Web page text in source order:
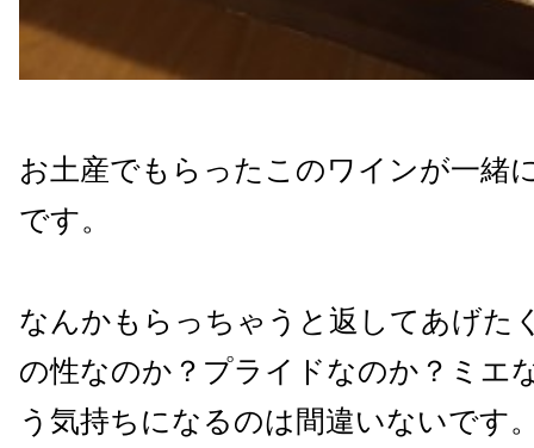
お土産でもらったこのワインが一緒
です。
なんかもらっちゃうと返してあげた
の性なのか？プライドなのか？ミエ
う気持ちになるのは間違いないです